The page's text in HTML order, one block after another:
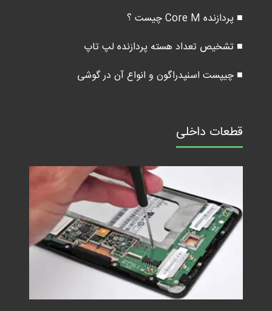
■ پردازنده Core M چیست ؟
■ تشخیص تعداد هسته پردازنده لپ تاپ
■ چیپست اسنپدراگون و انواع آن در گوشی
قطعات داخلی